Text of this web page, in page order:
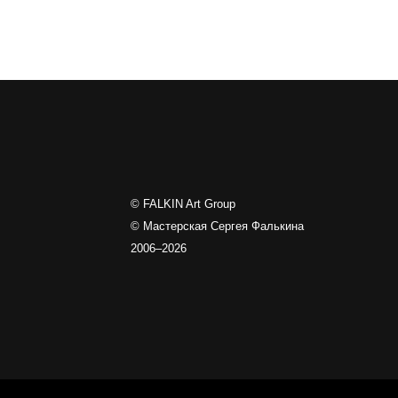
© FALKIN Art Group
© Мастерская Сергея Фалькина
2006–2026